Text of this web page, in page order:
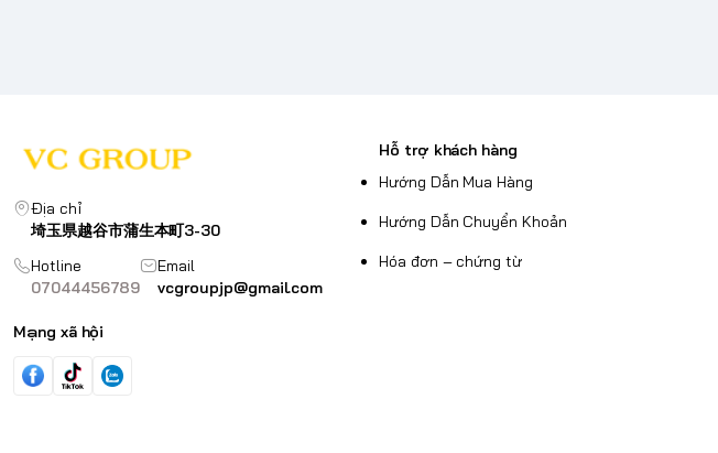
Địa chỉ
埼玉県越谷市蒲生本町3-30
Hotline
07044456789
Email
vcgroupjp@gmail.com
Mạng xã hội
Hỗ trợ khách hàng
Hướng Dẫn Mua Hàng
Hướng Dẫn Chuyển Khoản
Hóa đơn – chứng từ